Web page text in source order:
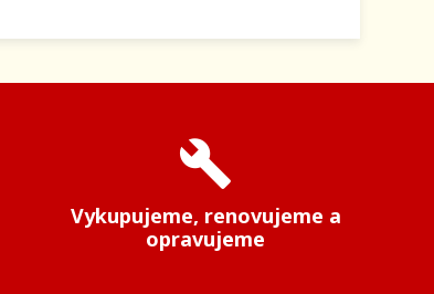
build
Vykupujeme, renovujeme a
opravujeme